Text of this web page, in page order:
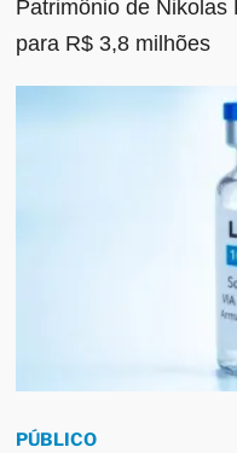
Patrimônio de Nikolas
para R$ 3,8 milhões
PÚBLICO